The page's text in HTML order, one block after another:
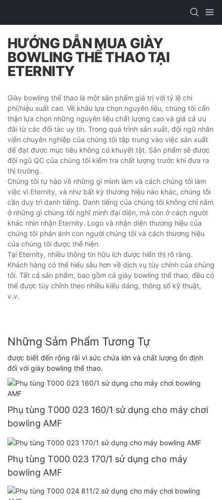
HƯỚNG DẪN MUA GIÀY
BOWLING THỂ THAO TẠI
ETERNITY
Giày bowling thể thao là một sản phẩm giá trị với tỷ lệ chi
phí/hiệu suất cao. Về khâu lựa chọn nguyên liệu, chúng tôi cẩn
thận lựa chọn những nguyên liệu chất lượng cao và giá cả ưu
đãi từ các đối tác uy tín. Trong quá trình sản xuất, đội ngũ nhân
viên chuyên nghiệp của chúng tôi tập trung vào việc sản xuất
để đạt được mục tiêu không có khuyết tật. Sản phẩm sẽ được
đội ngũ QC của chúng tôi kiểm tra chất lượng trước khi đưa ra
thị trường.
Chúng tôi tự hào về những gì mình làm và cách chúng tôi làm
việc vì Eternity, và như bất kỳ thương hiệu nào khác, chúng tôi
cần duy trì danh tiếng. Danh tiếng của chúng tôi không chỉ nằm
ở những gì chúng tôi nghĩ mình đại diện, mà còn ở cách người
khác nhìn nhận Eternity. Logo và nhận diện thương hiệu của
chúng tôi phản ánh con người chúng tôi và cách thương hiệu
của chúng tôi được thể hiện.
Tại Eternity, nhiều thông tin hữu ích được hiển thị rõ ràng.
Khách hàng có thể hiểu sâu hơn về dịch vụ tùy chỉnh của chúng
tôi. Tất cả sản phẩm, bao gồm cả giày bowling thể thao, đều có
thể được tùy chỉnh theo nhiều kiểu dáng, thông số kỹ thuật,
v.v.
Những Sảm Phẩm Tương Tự
được biết đến rộng rãi vì sức chứa lớn và chất lượng ổn định
đối với giày bowling thể thao.
Phụ tùng T000 023 160/1 sử dụng cho máy chơi
bowling AMF
Phụ tùng T000 023 170/1 sử dụng cho máy
bowling AMF